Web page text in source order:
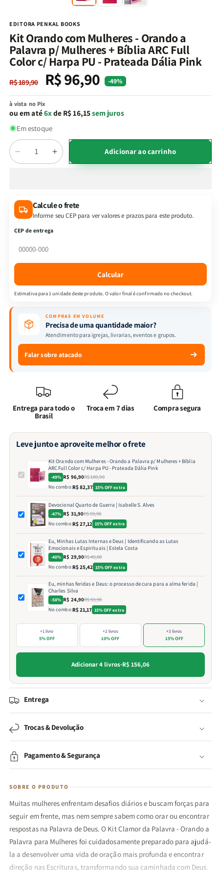
EDITORA PENKAL BOOKS
Kit Orando com Mulheres - Orando a
Palavra p/ Mulheres + Bíblia ARC Full
Color c/ Harpa PU - Prateada Dália Pink
Preço
normal
R$ 189,90
Preço
promocional
R$ 96,90 -49%
à vista no Pix
ou em até6xde R$ 16,15sem juros
Em estoque
Quantidade
Diminuir
a
Orando
com
Mulheres
Orando
Mulheres
ARC
Full
Harpa
Prateada
Pink
Aumentar
a
Orando
com
Mulheres
ARC
Full
c/
Dália
Pink
Adicionar ao carrinho
Calcule o frete
Informe seu CEP para ver valores e prazos para este produto.
CEP de entrega
Calcular
Estimativa para 1 unidade deste produto. O valor final é confirmado no checkout.
COMPRAS EM VOLUME
Precisa de uma quantidade maior?
Atendimento para igrejas, livrarias, eventos e grupos.
Falar sobre atacado
Entrega para todo o
Brasil
Troca em 7 dias Compra segura
Leve junto e aproveite melhor o frete
Kit Orando com Mulheres - Orando a Palavra p/ Mulheres + Bíblia
ARC Full Color c/ Harpa PU - Prateada Dália Pink
-49% R$ 96,90R$ 189,90
No combo:R$ 82,37 15% OFF extra
Devocional Quarto de Guerra | Isabelle S. Alves
-47% R$ 31,90R$ 59,90
No combo:R$ 27,12 15% OFF extra
Eu, Minhas Lutas Internas e Deus | Identificando as Lutas
Emocionais e Espirituais | Estela Costa
-40% R$ 29,90R$ 49,80
No combo:R$ 25,42 15% OFF extra
Eu, minhas feridas e Deus: o processo de cura para a alma ferida |
Charles Silva
-58% R$ 24,90R$ 59,90
No combo:R$ 21,17 15% OFF extra
+1 livro
5% OFF
+2 livros
10% OFF
+3 livros
15% OFF
Adicionar 4 livros·R$ 156,06
Entrega
Trocas & Devolução
Pagamento & Segurança
SOBRE O PRODUTO
Muitas mulheres enfrentam desafios diários e buscam forças para
seguir em frente, mas nem sempre sabem como orar ou encontrar
respostas na Palavra de Deus. O Kit Clamor da Palavra - Orando a
Palavra para Mulheres foi cuidadosamente preparado para ajudá-
la a desenvolver uma vida de oração mais profunda e encontrar
direção nas Escrituras, transformando sua caminhada com Deus.